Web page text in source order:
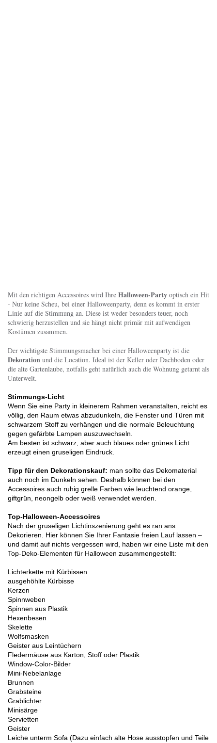
Mit den richtigen Accessoires wird Ihre Halloween-Party optisch ein Hit
- Nur keine Scheu, bei einer Halloweenparty, denn es kommt in erster
Linie auf die Stimmung an. Diese ist weder besonders teuer, noch
schwierig herzustellen und sie hängt nicht primär mit aufwendigen
Kostümen zusammen.
Der wichtigste Stimmungsmacher bei einer Halloweenparty ist die
Dekoration und die Location. Ideal ist der Keller oder Dachboden oder
die alte Gartenlaube, notfalls geht natürlich auch die Wohnung getarnt als
Unterwelt.
Stimmungs-Licht
Wenn Sie eine Party in kleinerem Rahmen veranstalten, reicht es
völlig, den Raum etwas abzudunkeln, die Fenster und Türen mit
schwarzem Stoff zu verhängen und die normale Beleuchtung
gegen gefärbte Lampen auszuwechseln.
Am besten ist schwarz, aber auch blaues oder grünes Licht
erzeugt einen gruseligen Eindruck.
Tipp für den Dekorationskauf: man sollte das Dekomaterial
auch noch im Dunkeln sehen. Deshalb können bei den
Accessoires auch ruhig grelle Farben wie leuchtend orange,
giftgrün, neongelb oder weiß verwendet werden.
Top-Halloween-Accessoires
Nach der gruseligen Lichtinszenierung geht es ran ans
Dekorieren. Hier können Sie Ihrer Fantasie freien Lauf lassen –
und damit auf nichts vergessen wird, haben wir eine Liste mit den
Top-Deko-Elementen für Halloween zusammengestellt:
Lichterkette mit Kürbissen
ausgehöhlte Kürbisse
Kerzen
Spinnweben
Spinnen aus Plastik
Hexenbesen
Skelette
Wolfsmasken
Geister aus Leintüchern
Fledermäuse aus Karton, Stoff oder Plastik
Window-Color-Bilder
Mini-Nebelanlage
Brunnen
Grabsteine
Grablichter
Minisärge
Servietten
Geister
Leiche unterm Sofa (Dazu einfach alte Hose ausstopfen und Teile